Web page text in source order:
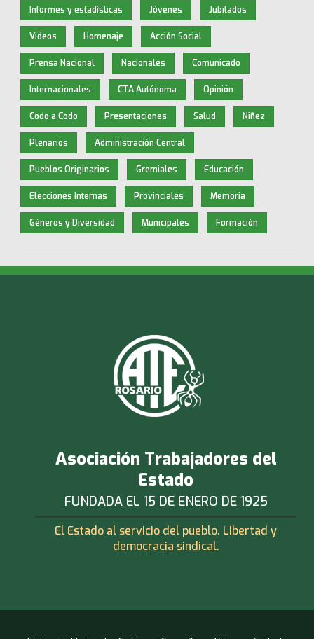
Informes y estadísticas Jóvenes Jubilados
Videos Homenaje Acción Social
Prensa Nacional Nacionales Comunicado
Internacionales CTA Autónoma Opinión
Codo a Codo Presentaciones Salud Niñez
Plenarios Administración Central
Pueblos Originarios Gremiales Educación
Elecciones Internas Provinciales Memoria
Géneros y Diversidad Municipales Formación
Asociación Trabajadores del
Estado
FUNDADA EL 15 DE ENERO DE 1925
El Estado al servicio del pueblo. Libertad y
democracia sindical.